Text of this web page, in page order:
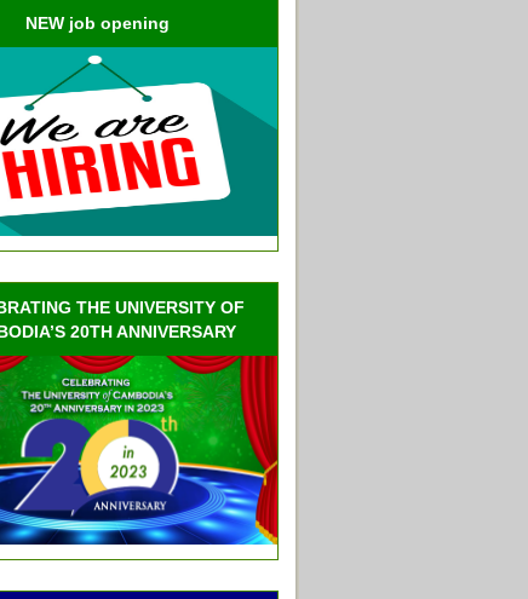
NEW job opening
THE UNIVERSITY OF
20TH ANNIVERSARY